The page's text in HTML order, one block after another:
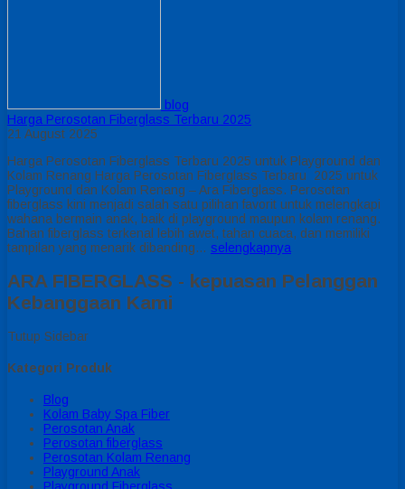
blog
Harga Perosotan Fiberglass Terbaru 2025
21 August 2025
Harga Perosotan Fiberglass Terbaru 2025 untuk Playground dan
Kolam Renang Harga Perosotan Fiberglass Terbaru 2025 untuk
Playground dan Kolam Renang – Ara Fiberglass. Perosotan
fiberglass kini menjadi salah satu pilihan favorit untuk melengkapi
wahana bermain anak, baik di playground maupun kolam renang.
Bahan fiberglass terkenal lebih awet, tahan cuaca, dan memiliki
tampilan yang menarik dibanding… selengkapnya
ARA FIBERGLASS - kepuasan Pelanggan
Kebanggaan Kami
Tutup Sidebar
Kategori Produk
Blog
Kolam Baby Spa Fiber
Perosotan Anak
Perosotan fiberglass
Perosotan Kolam Renang
Playground Anak
Playground Fiberglass